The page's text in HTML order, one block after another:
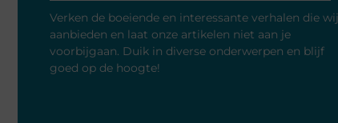
Verken de boeiende en interessante verhalen die wij
aanbieden en laat onze artikelen niet aan je
voorbijgaan. Duik in diverse onderwerpen en blijf
goed op de hoogte!